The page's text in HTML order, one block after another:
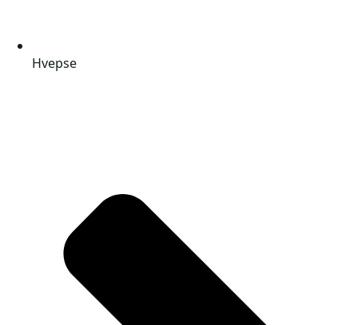
Hvepse